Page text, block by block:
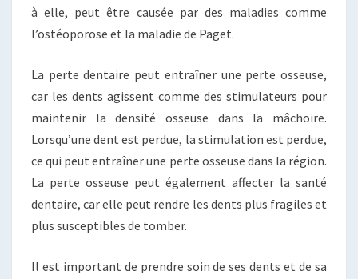
à elle, peut être causée par des maladies comme
l’ostéoporose et la maladie de Paget.
La perte dentaire peut entraîner une perte osseuse,
car les dents agissent comme des stimulateurs pour
maintenir la densité osseuse dans la mâchoire.
Lorsqu’une dent est perdue, la stimulation est perdue,
ce qui peut entraîner une perte osseuse dans la région.
La perte osseuse peut également affecter la santé
dentaire, car elle peut rendre les dents plus fragiles et
plus susceptibles de tomber.
Il est important de prendre soin de ses dents et de sa